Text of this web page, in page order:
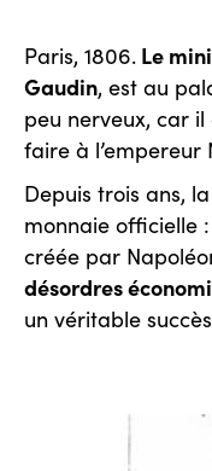
Paris, 1806. Le
Gaudin, est au
peu nerveux, car
faire à l’empereur
Depuis trois ans,
monnaie officielle :
créée par
désordres
un véritable